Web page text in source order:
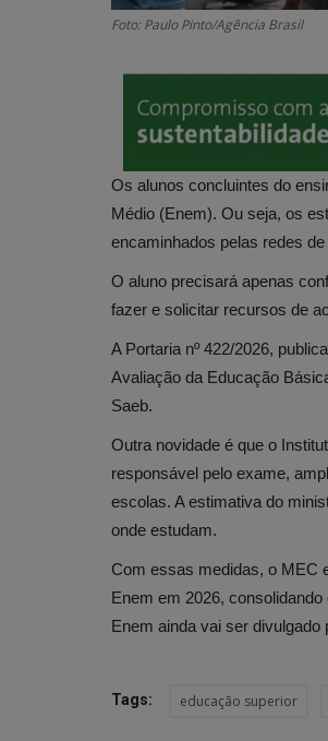
Foto: Paulo Pinto/Agência Brasil
Os alunos concluintes do
Médio (Enem). Ou seja, os
encaminhados pelas redes de
O aluno precisará apenas
fazer e solicitar recursos de
A Portaria nº 422/2026,
Avaliação da Educação
Saeb.
Outra novidade é que o
responsável pelo exame,
escolas. A estimativa do
onde estudam.
Com essas medidas, o MEC
Enem em 2026,
Enem ainda vai ser divulgado
Tags: educação superior